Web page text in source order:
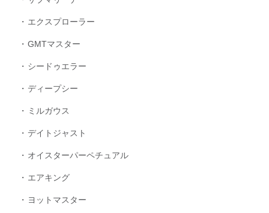
エクスプローラー
GMTマスター
シードゥエラー
ディープシー
ミルガウス
デイトジャスト
オイスターパーペチュアル
エアキング
ヨットマスター